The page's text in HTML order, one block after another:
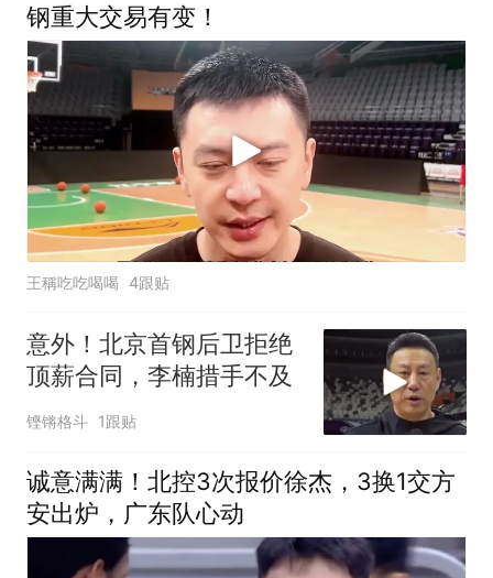
钢重大交易有变！
王稱吃吃喝喝 4跟贴
意外！北京首钢后卫拒绝
顶薪合同，李楠措手不及
铿锵格斗 1跟贴
诚意满满！北控3次报价徐杰，3换1交方
安出炉，广东队心动